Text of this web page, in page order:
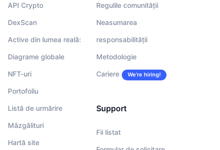
API Crypto
DexScan
Active din lumea reală:
Diagrame globale
NFT-uri
Portofoliu
Listă de urmărire
Mâzgălituri
Hartă site
Regulile comunității
Neasumarea
responsabilității
Metodologie
Cariere We’re hiring!
Support
Fii listat